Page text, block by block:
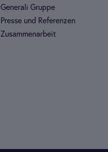
Gene­rali Gruppe
Presse und Refe­ren­zen
Zusam­men­ar­beit